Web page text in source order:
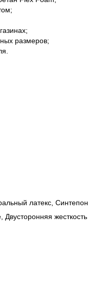
размеров;
латекс Синтепон
Двусторонняя жесткость